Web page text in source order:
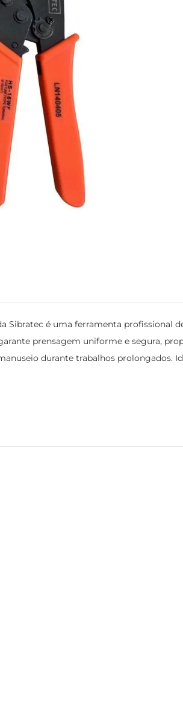
Sibratec é uma ferramenta
prensagem uniforme e segura,
durante trabalhos prolongados.